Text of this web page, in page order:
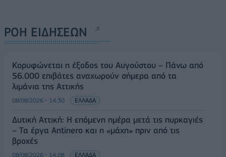
ΡΟΗ ΕΙΔΗΣΕΩΝ
Κορυφώνεται η έξοδος του Αυγούστου – Πάνω από
56.000 επιβάτες αναχωρούν σήμερα από τα
λιμάνια της Αττικής
08/08/2026 - 14:30 ΕΛΛΑΔΑ
Δυτική Αττική: Η επόμενη ημέρα μετά τις πυρκαγιές
– Τα έργα Antinero και η «μάχη» πριν από τις
βροχές
08/08/2026 - 14:08 ΕΛΛΑΔΑ